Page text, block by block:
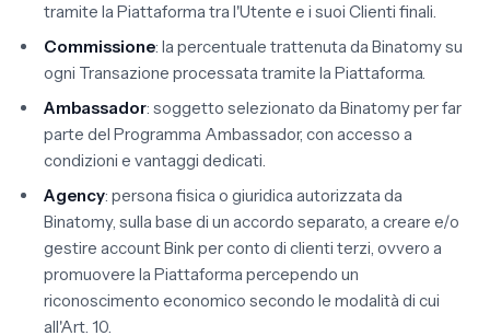
tramite la Piattaforma tra l'Utente e i suoi Clienti finali.
Commissione: la percentuale trattenuta da Binatomy su
ogni Transazione processata tramite la Piattaforma.
Ambassador: soggetto selezionato da Binatomy per far
parte del Programma Ambassador, con accesso a
condizioni e vantaggi dedicati.
Agency: persona fisica o giuridica autorizzata da
Binatomy, sulla base di un accordo separato, a creare e/o
gestire account Bink per conto di clienti terzi, ovvero a
promuovere la Piattaforma percependo un
riconoscimento economico secondo le modalità di cui
all'Art. 10.